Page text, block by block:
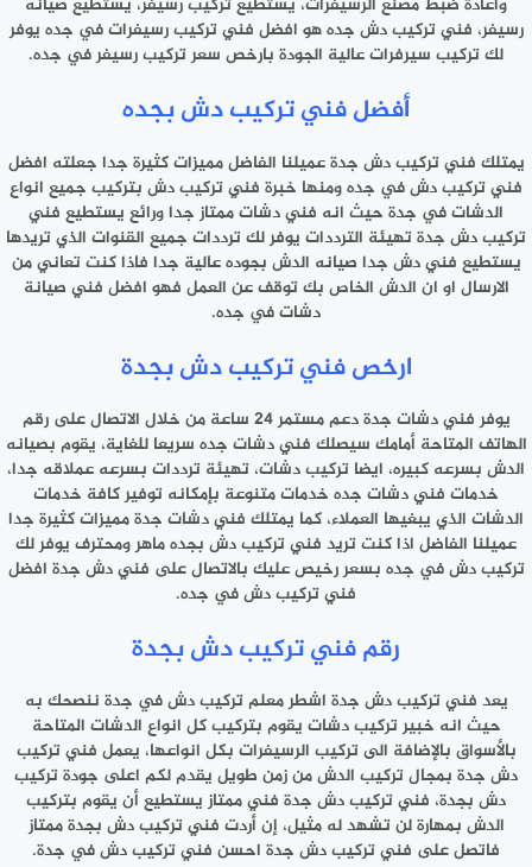
رسيفر، فني تركيب دش جده هو افضل فني تركيب رسيفرات في جده يوفر
لك تركيب سيرفرات عالية الجودة بارخص سعر تركيب رسيفر في جده.
أفضل فني تركيب دش بجده
يمتلك فني تركيب دش جدة عميلنا الفاضل مميزات كثيرة جدا جعلته افضل
فني تركيب دش في جده ومنها خبرة فني تركيب دش بتركيب جميع انواع
الدشات في جدة حيث انه فني دشات ممتاز جدا ورائع يستطيع فني
تركيب دش جدة تهيئة الترددات يوفر لك ترددات جميع القنوات الذي تريدها
يستطيع فني دش جدا صيانه الدش بجوده عالية جدا فاذا كنت تعاني من
الارسال او ان الدش الخاص بك توقف عن العمل فهو افضل فني صيانة
دشات في جده.
ارخص فني تركيب دش بجدة
يوفر فني دشات جدة دعم مستمر 24 ساعة من خلال الاتصال على رقم
الهاتف المتاحة أمامك سيصلك فني دشات جده سريعا للغاية، يقوم بصيانه
الدش بسرعه كبيره، ايضا تركيب دشات، تهيئة ترددات بسرعه عملاقه جدا،
خدمات فني دشات جده خدمات متنوعة بإمكانه توفير كافة خدمات
الدشات الذي يبغيها العملاء، كما يمتلك فني دشات جدة مميزات كثيرة جدا
عميلنا الفاضل اذا كنت تريد فني تركيب دش بجده ماهر ومحترف يوفر لك
تركيب دش في جده بسعر رخيص عليك بالاتصال على فني دش جدة افضل
فني تركيب دش في جده.
رقم فني تركيب دش بجدة
يعد فني تركيب دش جدة اشطر معلم تركيب دش في جدة ننصحك به
حيث انه خبير تركيب دشات يقوم بتركيب كل انواع الدشات المتاحة
بالأسواق بالإضافة الى تركيب الرسيفرات بكل انواعها، يعمل فني تركيب
دش جدة بمجال تركيب الدش من زمن طويل يقدم لكم اعلى جودة تركيب
دش بجدة، فني تركيب دش جدة فني ممتاز يستطيع أن يقوم بتركيب
الدش بمهارة لن تشهد له مثيل، إن أردت فني تركيب دش بجدة ممتاز
فاتصل على فني تركيب دش جدة احسن فني تركيب دش في جدة.